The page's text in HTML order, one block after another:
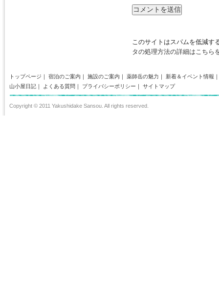
このサイトはスパムを低減す
タの処理方法の詳細はこちら
トップページ ｜ 宿泊のご案内 ｜ 施設のご案内 ｜ 薬師岳の魅力 ｜ 新着＆イベント情報 ｜
山小屋日記 ｜ よくある質問 ｜ プライバシーポリシー ｜ サイトマップ
Copyright © 2011 Yakushidake Sansou. All rights reserved.